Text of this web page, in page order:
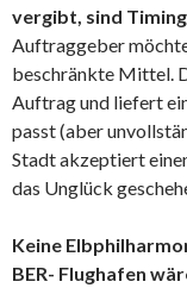
vergibt, sind
Auftraggeber
beschränkte Mittel.
Auftrag und liefert
passt (aber
Stadt akzeptiert
das Unglück
Keine
BER- Flughafen